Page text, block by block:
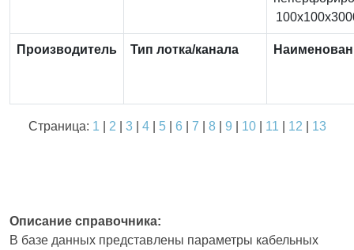
Производитель Тип лотка/канала
Страница: 1 2 3| 4| 5| 6 7 8| 9 10| 11 12 13
Описание справочника:
В базе данных представлены параметры кабельных